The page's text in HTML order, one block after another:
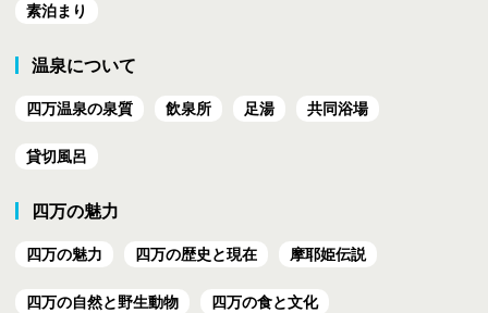
素泊まり
温泉について
四万温泉の泉質 飲泉所 足湯 共同浴場
貸切風呂
四万の魅力
四万の魅力 四万の歴史と現在 摩耶姫伝説
四万の自然と野生動物 四万の食と文化